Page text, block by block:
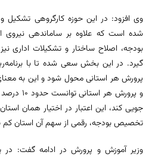
وی افزود: در این حوزه کارگروهی تشکیل
شده است که علاوه بر ساماندهی نیروی
بودجه، اصلاح ساختار و تشکیلات اداری نیز
گیرد. در این بخش سعی شده تا با
پرورش هر استانی محول شود و این به
و پرورش
جویی کند، این اعتبار در اختیار همان
تخصیص بودجه، رقمی از سهم آن استان
وزیر آموزش و پرورش در ادامه گفت‌: